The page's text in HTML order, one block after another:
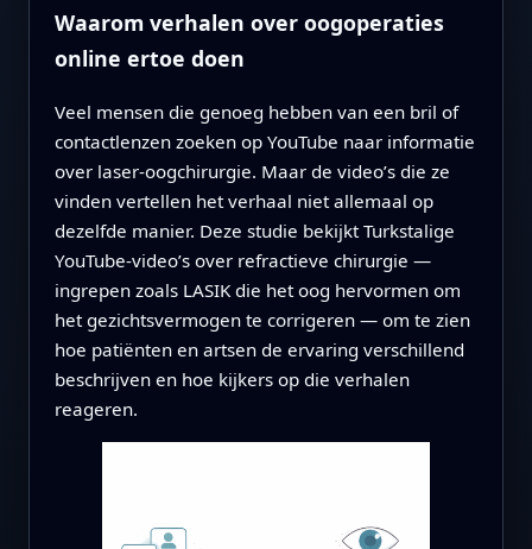
Waarom verhalen over oogoperaties
online ertoe doen
Veel mensen die genoeg hebben van een bril of
contactlenzen zoeken op YouTube naar informatie
over laser-oogchirurgie. Maar de video’s die ze
vinden vertellen het verhaal niet allemaal op
dezelfde manier. Deze studie bekijkt Turkstalige
YouTube-video’s over refractieve chirurgie —
ingrepen zoals LASIK die het oog hervormen om
het gezichtsvermogen te corrigeren — om te zien
hoe patiënten en artsen de ervaring verschillend
beschrijven en hoe kijkers op die verhalen
reageren.